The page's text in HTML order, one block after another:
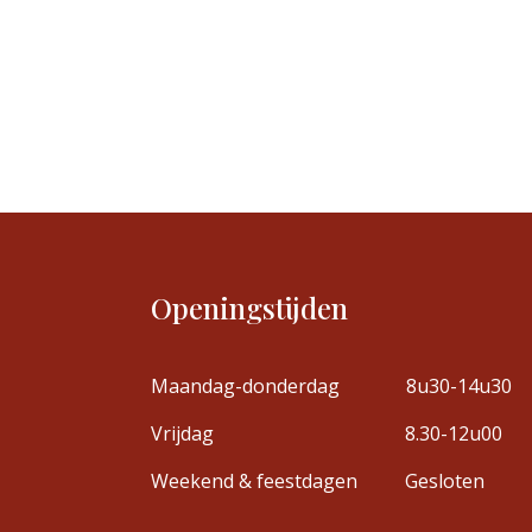
Openingstijden
Maandag-donderdag
8u30-14u30
Vrijdag
8.30-12u00
Weekend & feestdagen
Gesloten